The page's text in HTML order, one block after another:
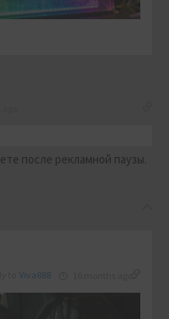
после рекламной паузы.
Viva888